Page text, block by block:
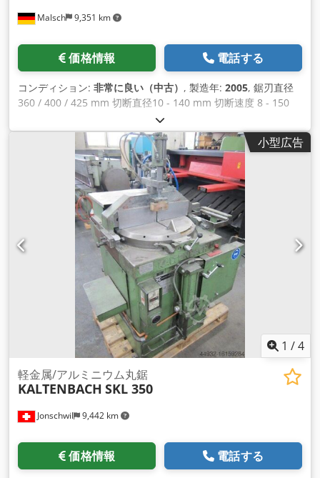
Malsch 9,351 km
価格情報 電話する
コンディション: 非常に良い（中古） , 製造年: 2005, 鋸刃直径
360 / 400 / 425 mm 切断直径10 - 140 mm 切断速度 8 - 150
m/分 冷却水消費量最大40 l/分 材料支持高さ 950 mm 柱間の自
由通路 680 mm シーメンスSimatic制御システム 総電力要件
28 kW 機械重量約4.2t 必要スペース 約2.8 x 1.8 x 2.2 m 構造用
鋼、ステンレス鋼、工具鋼 Dodpfovzt Eqjx Ah Hjck
小型広告
1 /4
Jonschwil 9,442 km
軽金属/アルミニウム丸鋸
KALTENBACH SKL 350
価格情報 電話する